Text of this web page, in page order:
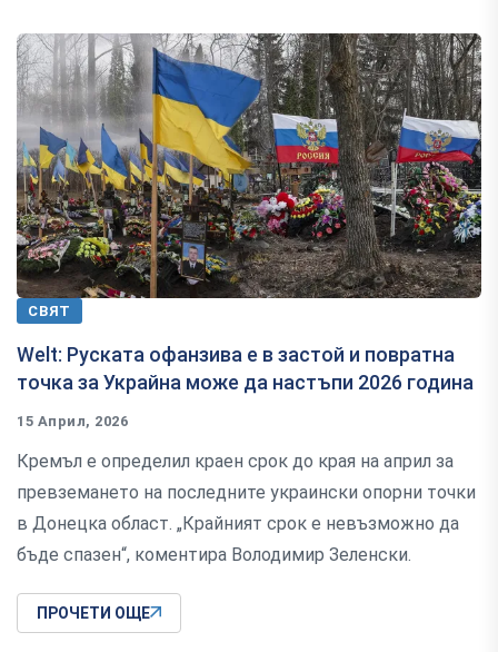
СВЯТ
Welt: Руската офанзива е в застой и повратна
точка за Украйна може да настъпи 2026 година
15 Април, 2026
Кремъл е определил краен срок до края на април за
превземането на последните украински опорни точки
в Донецка област. „Крайният срок е невъзможно да
бъде спазен“, коментира Володимир Зеленски.
ПРОЧЕТИ ОЩЕ